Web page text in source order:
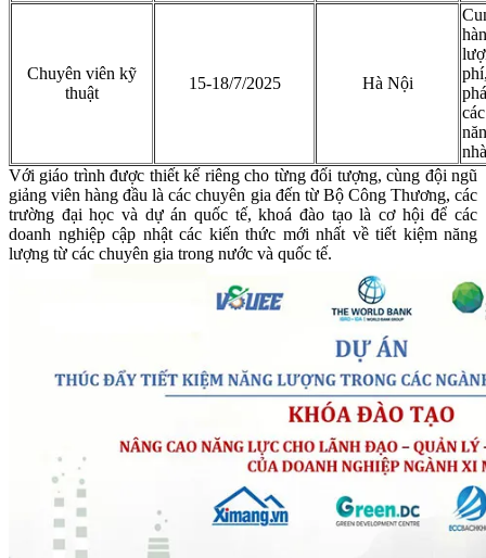
Chuyên viên kỹ
thuật
15-18/7/2025 Hà Nội
Với giáo trình được thiết kế riêng cho từng đối tượng, cùng đội ngũ
giảng viên hàng đầu là các chuyên gia đến từ Bộ Công Thương, các
trường đại học và dự án quốc tế, khoá đào tạo là cơ hội để các
doanh nghiệp cập nhật các kiến thức mới nhất về tiết kiệm năng
lượng từ các chuyên gia trong nước và quốc tế.